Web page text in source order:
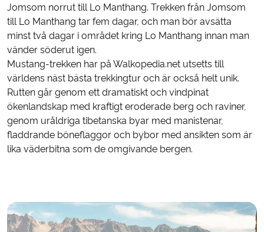
Jomsom norrut till Lo Manthang. Trekken från Jomsom
till Lo Manthang tar fem dagar, och man bör avsätta
minst två dagar i området kring Lo Manthang innan man
vänder söderut igen.
Mustang-trekken har på Walkopedia.net utsetts till
världens näst bästa trekkingtur och är också helt unik.
Rutten går genom ett dramatiskt och vindpinat
ökenlandskap med kraftigt eroderade berg och raviner,
genom uråldriga tibetanska byar med manistenar,
fladdrande böneflaggor och bybor med ansikten som är
lika väderbitna som de omgivande bergen.